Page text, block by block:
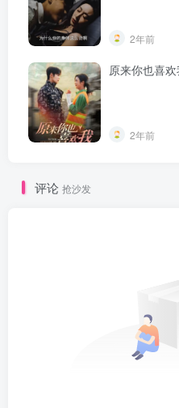
2年前
原来你也喜
2年前
评论 抢沙发